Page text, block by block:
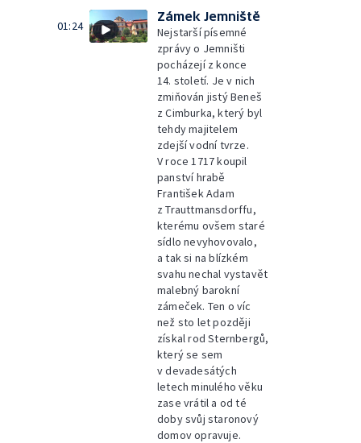
01:24
Zámek Jemniště
Nejstarší písemné
zprávy o Jemništi
pocházejí z konce
14. století. Je v nich
zmiňován jistý Beneš
z Cimburka, který byl
tehdy majitelem
zdejší vodní tvrze.
V roce 1717 koupil
panství hrabě
František Adam
z Trauttmansdorffu,
kterému ovšem staré
sídlo nevyhovovalo,
a tak si na blízkém
svahu nechal vystavět
malebný barokní
zámeček. Ten o víc
než sto let později
získal rod Sternbergů,
který se sem
v devadesátých
letech minulého věku
zase vrátil a od té
doby svůj staronový
domov opravuje.